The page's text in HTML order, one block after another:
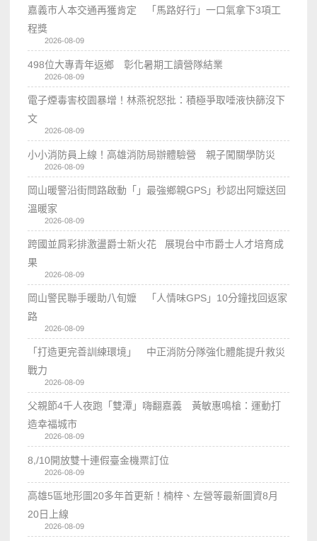
嘉義市人本交通再獲肯定 「馬路好行」一口氣拿下3項工
程獎
2026-08-09
498位大專青年返鄉 彰化暑期工讀營隊結業
2026-08-09
電子煙毒害校園暴增！林燕祝怒批：積極爭取唾液快篩沒下
文
2026-08-09
小小消防員上線！高雄消防局辦體驗營 親子闖關學防災
2026-08-09
岡山暖警沿街問路啟動「」最強鄉親GPS」秒認出阿嬤送回
溫暖家
2026-08-09
跨國並肩彩排激盪爵士新火花 展現台中市爵士人才培育成
果
2026-08-09
岡山警民聯手暖助八旬嬤 「人情味GPS」10分鐘找回返家
路
2026-08-09
「打造更完善訓練環境」 中正消防分隊強化體能提升救災
戰力
2026-08-09
父親節4千人夜跑「雙潭」嗨翻嘉義 黃敏惠鳴槍：運動打
造幸福城市
2026-08-09
8,/10開放雙十連假臺金機票訂位
2026-08-09
高雄5區地形圖20多年首更新！楠梓、左營等最新圖資8月
20日上線
2026-08-09